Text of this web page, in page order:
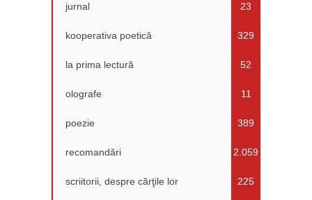
jurnal 23
kooperativa poetică 329
la prima lectură 52
olografe 11
poezie 389
recomandări 2.059
scriitorii, despre cărţile lor 225